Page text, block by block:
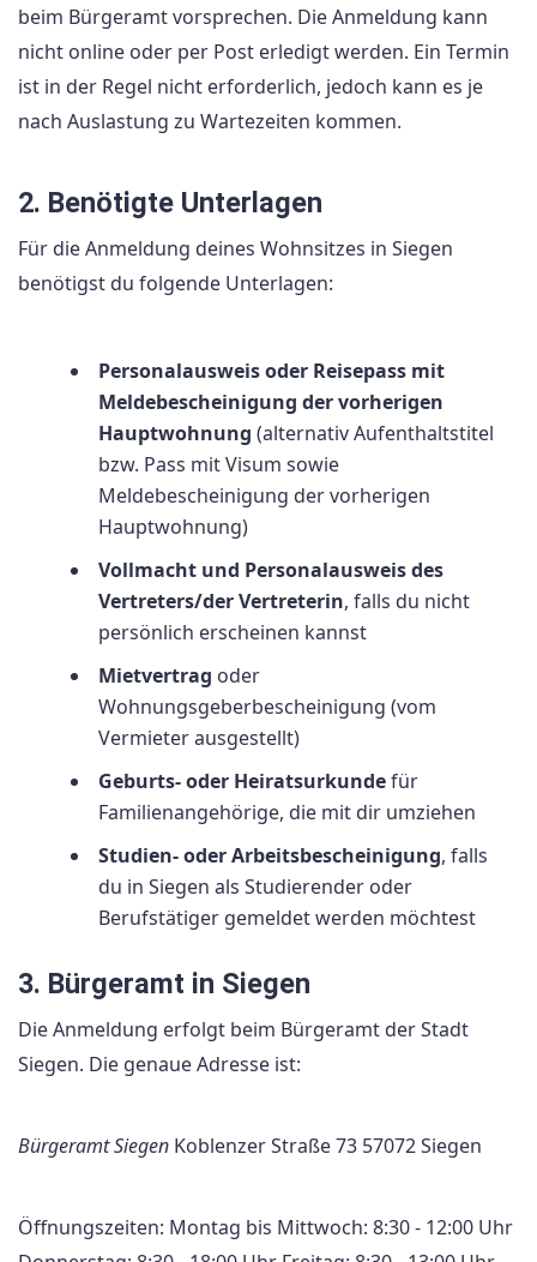
beim Bürgeramt vorsprechen. Die Anmeldung kann
nicht online oder per Post erledigt werden. Ein Termin
ist in der Regel nicht erforderlich, jedoch kann es je
nach Auslastung zu Wartezeiten kommen.
2. Benötigte Unterlagen
Für die Anmeldung deines Wohnsitzes in Siegen
benötigst du folgende Unterlagen:
Personalausweis oder Reisepass mit
Meldebescheinigung der vorherigen
Hauptwohnung (alternativ Aufenthaltstitel
bzw. Pass mit Visum sowie
Meldebescheinigung der vorherigen
Hauptwohnung)
Vollmacht und Personalausweis des
Vertreters/der Vertreterin, falls du nicht
persönlich erscheinen kannst
Mietvertrag oder
Wohnungsgeberbescheinigung (vom
Vermieter ausgestellt)
Geburts- oder Heiratsurkundefür
Familienangehörige, die mit dir umziehen
Studien- oder Arbeitsbescheinigung, falls
du in Siegen als Studierender oder
Berufstätiger gemeldet werden möchtest
3. Bürgeramt in Siegen
Die Anmeldung erfolgt beim Bürgeramt der Stadt
Siegen. Die genaue Adresse ist:
Bürgeramt Siegen Koblenzer Straße 73 57072 Siegen
Öffnungszeiten: Montag bis Mittwoch: 8:30 - 12:00 Uhr